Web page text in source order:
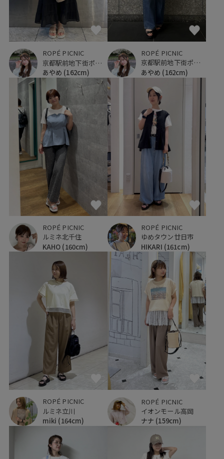
ROPÉ PICNIC
京都駅前地下街ポルタ
あやめ (162cm)
ROPÉ PICNIC
京都駅前地下街ポルタ
あやめ (162cm)
ROPÉ PICNIC
ルミネ北千住
KAHO (160cm)
ROPÉ PICNIC
ゆめタウン廿日市
HIKARI (161cm)
ROPÉ PICNIC
ルミネ立川
miki (164cm)
ROPÉ PICNIC
イオンモール高岡
ナナ (159cm)